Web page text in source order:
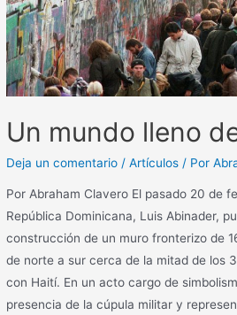
Un mundo lleno
Deja un comentario /Artículos / Por
Por Abraham Clavero El pasado 20 de
República Dominicana, Luis Abinader,
construcción de un muro fronterizo de
de norte a sur cerca de la mitad de los
con Haití. En un acto cargo de
presencia de la cúpula militar y